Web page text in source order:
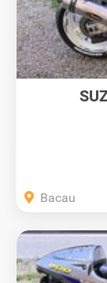
Bacau